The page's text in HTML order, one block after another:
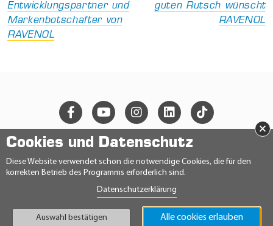
Entwicklungspartner und
Markenbotschafter von
RAVENOL
guten Rutsch wünscht
RAVENOL
Cookies und Datenschutz
Diese Website verwendet schon die notwendige Cookies, die für den
korrekten Betrieb des Programms erforderlich sind.
Datenschutzerklärung
Auswahl bestätigen Alle cookies erlauben
×
© 2026 Ravensberger Schmierstoffvertrieb GmbH
DATENSCHUTZERKLÄRUNG
IMPRESSUM